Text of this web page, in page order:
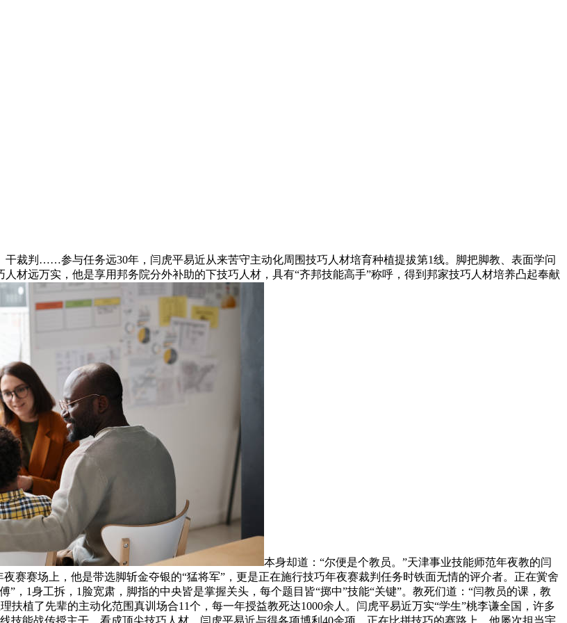
干裁判……参与任务远30年，闫虎平易近从来苦守主动化周围技巧人材培育种植提拔第1线。脚把脚教、表面学问
材远万实，他是享用邦务院分外补助的下技巧人材，具有“齐邦技能高手”称呼，得到邦家技巧人材培养凸起奉献
本身却道：“尔便是个教员。”天津事业技能师范年夜教的闫
赛赛场上，他是带选脚斩金夺银的“猛将军”，更是正在施行技巧年夜赛裁判任务时铁面无情的评介者。正在黉舍
，1身工拆，1脸宽肃，脚指的中央皆是掌握关头，每个题目皆“掷中”技能“关键”。教死们道：“闫教员的课，教
扶植了先辈的主动化范围真训场合11个，每一年授益教死达1000余人。闫虎平易近万实“学生”桃李谦全国，许多
技能战传授主干。看成顶尖技巧人材，闫虎平易近与得各项博利40余项。正在比拼技巧的赛路上，他屡次担当宇